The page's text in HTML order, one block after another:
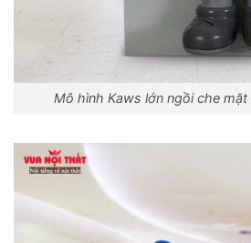
Mô hình Kaws lớn ngồi che mặt